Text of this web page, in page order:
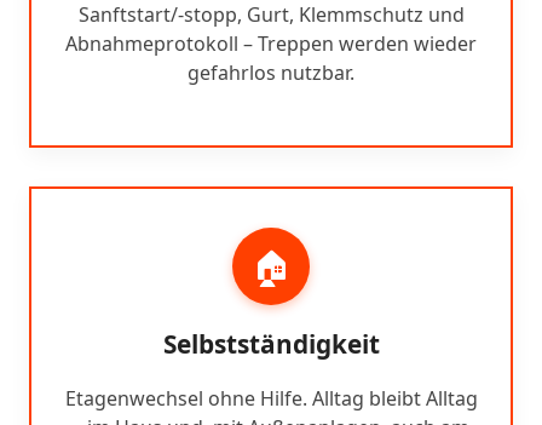
Sanftstart/-stopp, Gurt, Klemmschutz und
Abnahmeprotokoll – Treppen werden wieder
gefahrlos nutzbar.
🏠
Selbstständigkeit
Etagenwechsel ohne Hilfe. Alltag bleibt Alltag